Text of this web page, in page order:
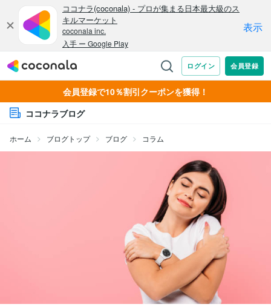
会員登録で10％割引クーポンを獲得！
ココナラブログ
ホーム ブログトップ ブログ コラム